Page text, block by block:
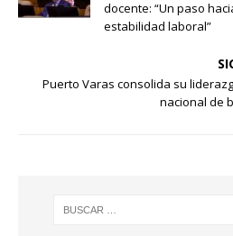
docente: “Un paso
estabilidad laboral”
Puerto Varas consolida su
nacional de